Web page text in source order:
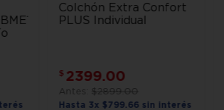
Colchón Extra Confort
PLUS Individual
$ 2399.00
$2899.00
Hasta 3x $ 799. 66 sin interés